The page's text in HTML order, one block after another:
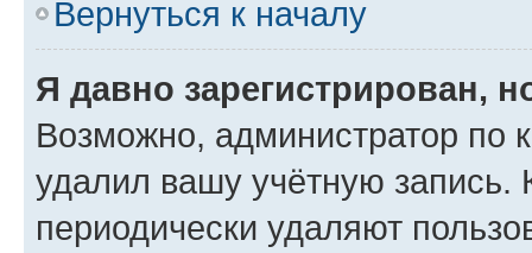
Вернуться к началу
Я давно зарегистрирован,
Возможно, администратор по
удалил вашу учётную запись.
периодически удаляют